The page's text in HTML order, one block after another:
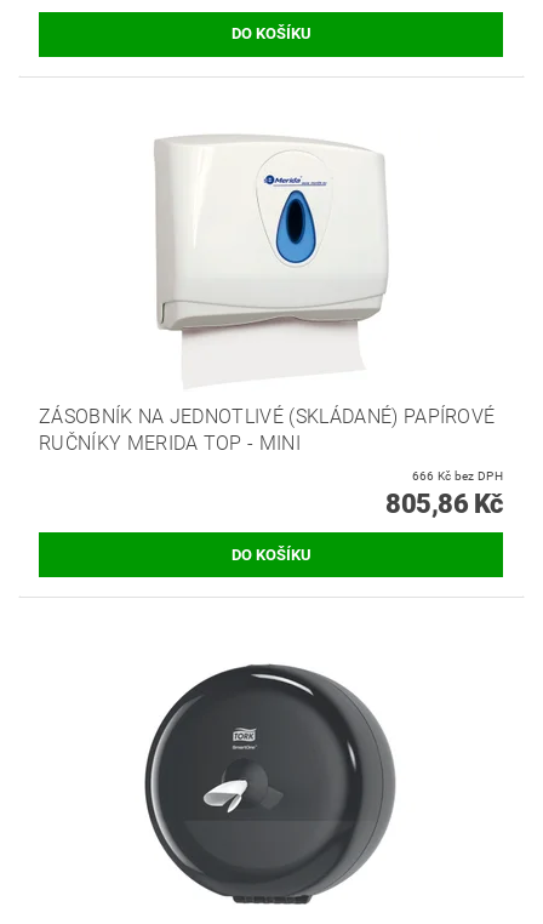
ZÁSOBNÍK NA JEDNOTLIVÉ (SKLÁDANÉ) PAPÍROVÉ
RUČNÍKY MERIDA TOP - MINI
666 Kč bez DPH
805,86 Kč